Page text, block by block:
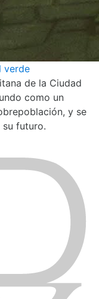
verde
de la Ciudad
como un
y se
futuro.